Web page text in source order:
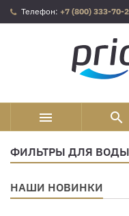
Телефон: +7 (800) 333-70-
 
ФИЛЬТРЫ ДЛЯ ВОДЫ
НАШИ НОВИНКИ